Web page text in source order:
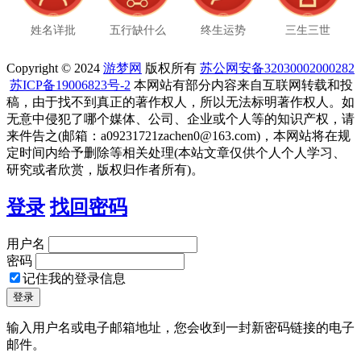
姓名详批 五行缺什么 终生运势 三生三世
Copyright © 2024 游梦网 版权所有 苏公网安备32030002000282
苏ICP备19006823号-2 本网站有部分内容来自互联网转载和投
稿，由于找不到真正的著作权人，所以无法标明著作权人。如
无意中侵犯了哪个媒体、公司、企业或个人等的知识产权，请
来件告之(邮箱：a09231721zachen0@163.com)，本网站将在规
定时间内给予删除等相关处理(本站文章仅供个人个人学习、
研究或者欣赏，版权归作者所有)。
登录 找回密码
用户名
密码
记住我的登录信息
输入用户名或电子邮箱地址，您会收到一封新密码链接的电子
邮件。